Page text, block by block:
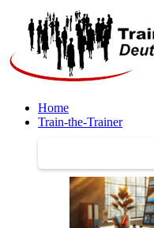
Home
Train-the-Trainer